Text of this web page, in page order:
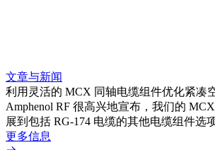
文章与新闻
利用灵活的 MCX 同轴电缆组件优化紧凑
Amphenol RF 很高兴地宣布，我们的
展到包括 RG-174 电缆的其他电缆组件选项
更多信息